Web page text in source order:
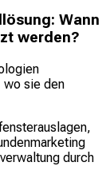
Wann
werden?
wo sie den
durch